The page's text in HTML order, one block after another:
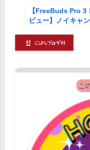
たオススメポイント
FreeBuds SE との
【FreeBuds Pro 3
ビュー】ノイキャ
つのおすすめの理由
こ